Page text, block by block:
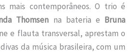
mais contemporâneos. O trio é
Thomsen na bateria e Bruna
e flauta transversal, aprestam o
da música brasileira, com um